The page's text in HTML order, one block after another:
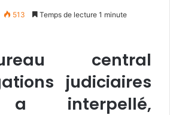
513 Temps de lecture 1 minute
central
judiciaires
a interpellé,